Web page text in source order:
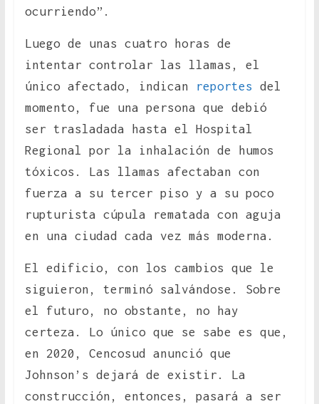
ocurriendo”.
Luego de unas cuatro horas de
intentar controlar las llamas, el
único afectado, indican reportes del
momento, fue una persona que debió
ser trasladada hasta el Hospital
Regional por la inhalación de humos
tóxicos. Las llamas afectaban con
fuerza a su tercer piso y a su poco
rupturista cúpula rematada con aguja
en una ciudad cada vez más moderna.
El edificio, con los cambios que le
siguieron, terminó salvándose. Sobre
el futuro, no obstante, no hay
certeza. Lo único que se sabe es que,
en 2020, Cencosud anunció que
Johnson’s dejará de existir. La
construcción, entonces, pasará a ser